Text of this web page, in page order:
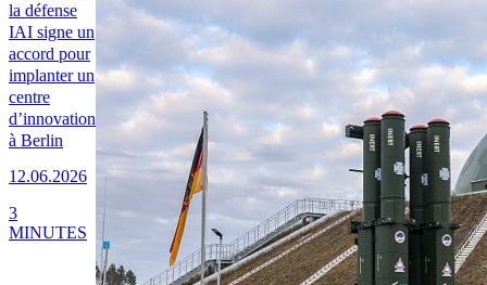
la défense
IAI signe un
accord pour
implanter un
centre
d’innovation
à Berlin
12.06.2026
3
MINUTES